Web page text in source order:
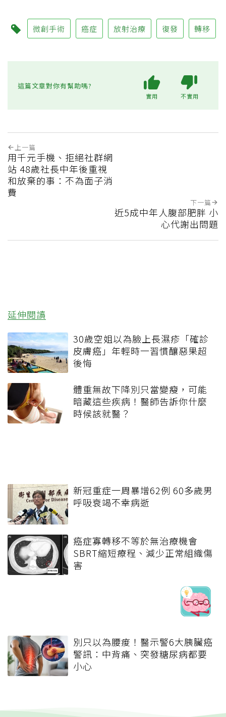
微創手術 癌症 放射治療 復發 轉移
這篇文章對你有幫助嗎?
實用 不實用
上一篇
用千元手機、拒絕社群網
站 48歲社長中年後重視
和放棄的事：不為面子消
費
下一篇
近5成中年人腹部肥胖 小
心代謝出問題
延伸閱讀
30歲空姐以為臉上長濕疹「確診
皮膚癌」年輕時一習慣釀惡果超
後悔
體重無故下降別只當變瘦，可能
暗藏這些疾病！醫師告訴你什麼
時候該就醫？
新冠重症一周暴增62例 60多歲男
呼吸衰竭不幸病逝
癌症寡轉移不等於無治療機會
SBRT縮短療程、減少正常組織傷
害
別只以為腰痠！醫示警6大胰臟癌
警訊：中背痛、突發糖尿病都要
小心